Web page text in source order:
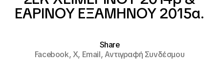
ΕΑΡΙΝΟΥ ΕΞΑΜΗΝΟΥ 2015α.
Share
Facebook,X, Email,Αντιγραφή Συνδέσμου